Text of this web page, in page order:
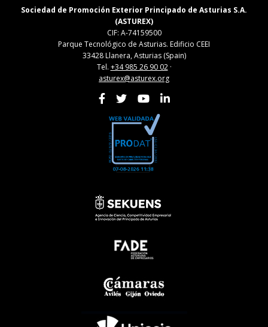
Sociedad de Promoción Exterior Principado de Asturias S.A.
(ASTUREX)
CIF: A-74159500
Parque Tecnológico de Asturias. Edificio CEEI
33428 Llanera, Asturias (Spain)
Tel. +34 985 26 90 02·
asturex@asturex.org